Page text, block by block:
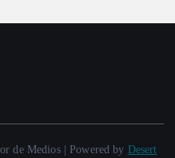
de Medios | Powered by Desert